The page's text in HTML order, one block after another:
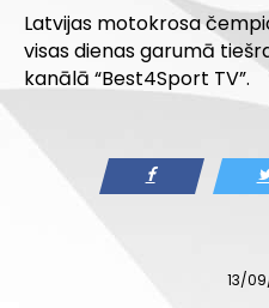
Latvijas motokrosa
visas dienas garumā
kanālā “Best4Sport TV”.
13/